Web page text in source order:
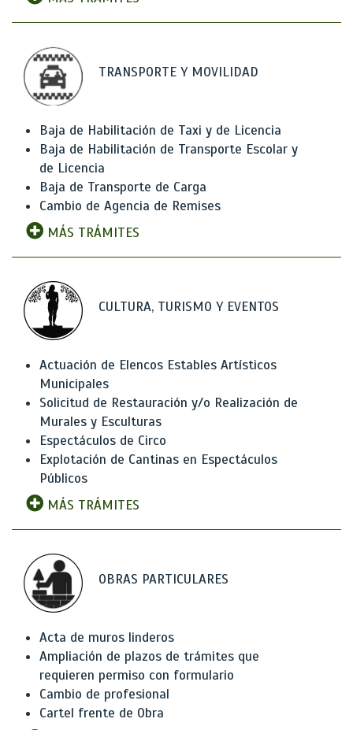
TRANSPORTE Y MOVILIDAD
Baja de Habilitación de Taxi y de Licencia
Baja de Habilitación de Transporte Escolar y
de Licencia
Baja de Transporte de Carga
Cambio de Agencia de Remises
MÁS TRÁMITES
CULTURA, TURISMO Y EVENTOS
Actuación de Elencos Estables Artísticos
Municipales
Solicitud de Restauración y/o Realización de
Murales y Esculturas
Espectáculos de Circo
Explotación de Cantinas en Espectáculos
Públicos
MÁS TRÁMITES
OBRAS PARTICULARES
Acta de muros linderos
Ampliación de plazos de trámites que
requieren permiso con formulario
Cambio de profesional
Cartel frente de Obra